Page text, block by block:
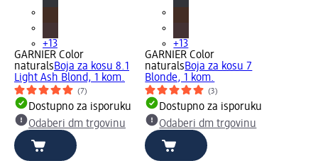
+13
GARNIER Color
naturalsBoja za kosu 8.1
Light Ash Blond, 1 kom.
(7)
Dostupno za isporuku
Odaberi dm trgovinu
+13
GARNIER Color
naturalsBoja za kosu 7
Blonde, 1 kom.
(3)
Dostupno za isporuku
Odaberi dm trgovinu